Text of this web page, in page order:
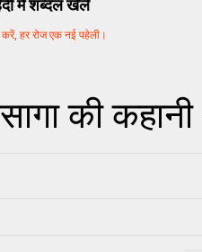
में शब्दल खेलें
करें, हर रोज एक नई पहेली।
की